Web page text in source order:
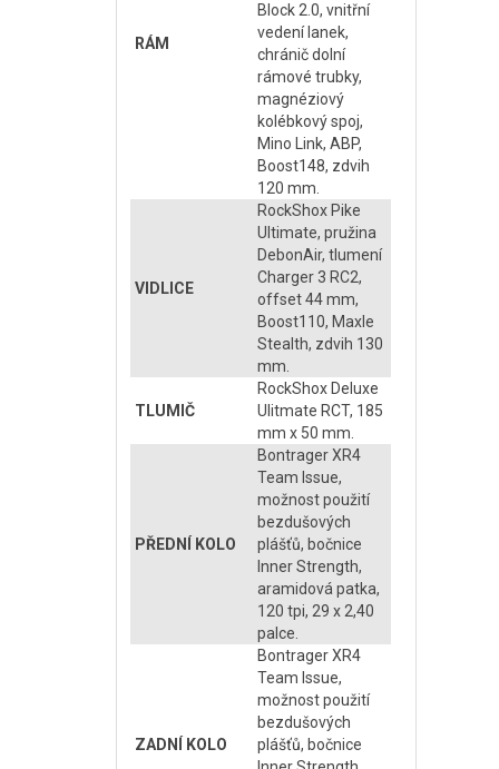
RÁM
Block 2.0, vnitřní
vedení lanek,
chránič dolní
rámové trubky,
magnéziový
kolébkový spoj,
Mino Link, ABP,
Boost148, zdvih
120 mm.
VIDLICE
RockShox Pike
Ultimate, pružina
DebonAir, tlumení
Charger 3 RC2,
offset 44 mm,
Boost110, Maxle
Stealth, zdvih 130
mm.
TLUMIČ
RockShox Deluxe
Ulitmate RCT, 185
mm x 50 mm.
PŘEDNÍ KOLO
Bontrager XR4
Team Issue,
možnost použití
bezdušových
plášťů, bočnice
Inner Strength,
aramidová patka,
120 tpi, 29 x 2,40
palce.
ZADNÍ KOLO
Bontrager XR4
Team Issue,
možnost použití
bezdušových
plášťů, bočnice